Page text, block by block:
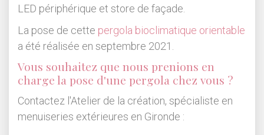
LED périphérique et store de façade.
La pose de cette pergola bioclimatique orientable
a été réalisée en septembre 2021.
Vous souhaitez que nous prenions en
charge la pose d'une pergola chez vous ?
Contactez l'Atelier de la création, spécialiste en
menuiseries extérieures en Gironde :